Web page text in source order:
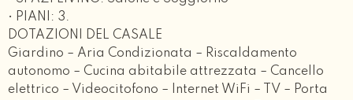
• PIANI: 3.
DOTAZIONI DEL CASALE
Giardino – Aria Condizionata – Riscaldamento
autonomo – Cucina abitabile attrezzata – Cancello
elettrico – Videocitofono – Internet WiFi – TV – Porta